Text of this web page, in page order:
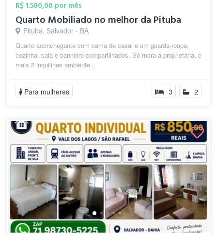
R$ 1.500,00 por mês
Quarto Mobiliado no melhor da Pituba
Pituba, Salvador - BA
Quarto aconchegante com cama de casal e um guarda-roupa,
cozinha, sala e banheiro compartilhados. Só mora a proprietária, e
mais 2 inquilinas ambiente...
Para mulheres 3 2